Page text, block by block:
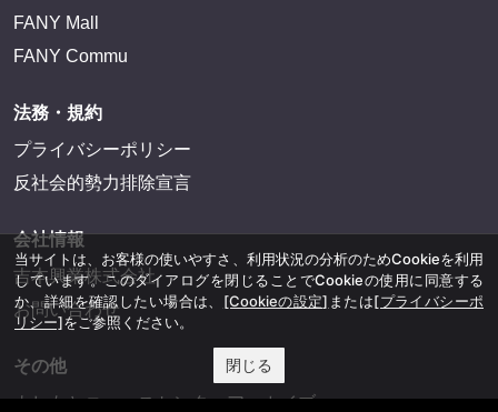
FANY Mall
FANY Commu
法務・規約
プライバシーポリシー
反社会的勢力排除宣言
会社情報
吉本興業株式会社
お問い合わせ
その他
よしもとニュースセンターアーカイブ
当サイトは、お客様の使いやすさ、利用状況の分析のためCookieを利用
しています。このダイアログを閉じることでCookieの使用に同意する
か、詳細を確認したい場合は、 [Cookieの設定] または[プライバシーポ
リシー]をご参照ください。
閉じる